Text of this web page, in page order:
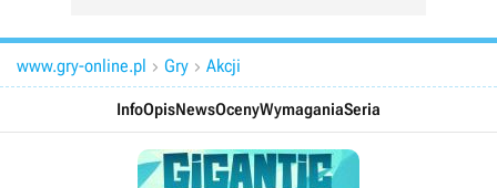
www.gry-online.pl  Gry  Akcji
InfoOpisNewsOcenyWymaganiaSeria